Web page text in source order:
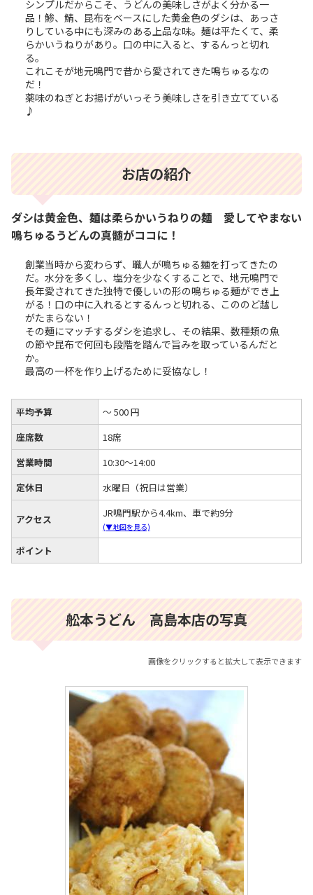
シンプルだからこそ、うどんの美味しさがよく分かる一
品！鯵、鯖、昆布をベースにした黄金色のダシは、あっさ
りしている中にも深みのある上品な味。麺は平たくて、柔
らかいうねりがあり。口の中に入ると、するんっと切れ
る。
これこそが地元鳴門で昔から愛されてきた鳴ちゅるなの
だ！
薬味のねぎとお揚げがいっそう美味しさを引き立てている
♪
お店の紹介
ダシは黄金色、麺は柔らかいうねりの麺 愛してやまない
鳴ちゅるうどんの真髄がココに！
創業当時から変わらず、職人が鳴ちゅる麺を打ってきたの
だ。水分を多くし、塩分を少なくすることで、地元鳴門で
長年愛されてきた独特で優しいの形の鳴ちゅる麺ができ上
がる！口の中に入れるとするんっと切れる、こののど越し
がたまらない！
その麺にマッチするダシを追求し、その結果、数種類の魚
の節や昆布で何回も段階を踏んで旨みを取っているんだと
か。
最高の一杯を作り上げるために妥協なし！
平均予算
～ 500 円
座席数
18席
営業時間
10:30～14:00
定休日
水曜日（祝日は営業）
アクセス JR鳴門駅から4.4km、車で約9分
(▼地図を見る)
ポイント
舩本うどん 高島本店の写真
画像をクリックすると拡大して表示できます